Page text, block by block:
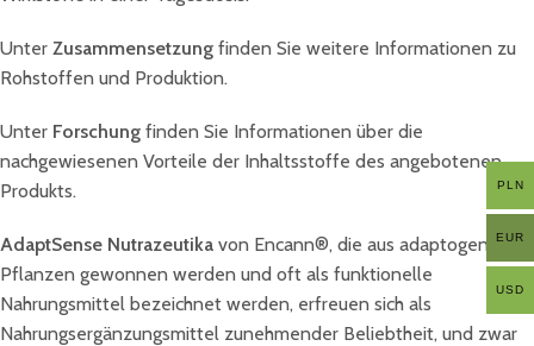
Unter Zusammensetzung finden Sie weitere Informationen zu
Rohstoffen und Produktion.
Unter Forschung finden Sie Informationen über die
nachgewiesenen Vorteile der Inhaltsstoffe des angebotenen
Produkts.
AdaptSense Nutrazeutika von Encann®, die aus adaptogenen
Pflanzen gewonnen werden und oft als funktionelle
Nahrungsmittel bezeichnet werden, erfreuen sich als
Nahrungsergänzungsmittel zunehmender Beliebtheit, und zwar
PLN
EUR
USD